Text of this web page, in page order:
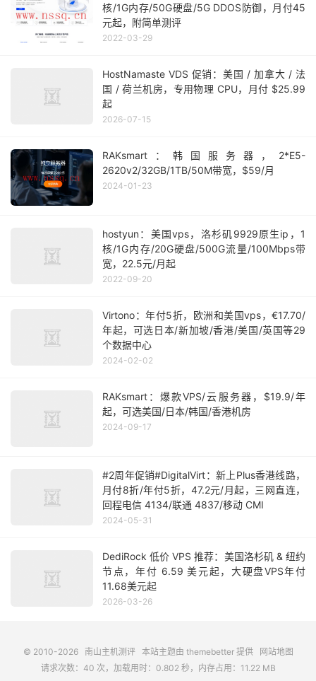
核/1G内存/50G硬盘/5G DDOS防御，月付45
元起，附简单测评
2022-03-29
HostNamaste VDS 促销：美国 / 加拿大 / 法
国 / 荷兰机房，专用物理 CPU，月付 $25.99
起
2026-07-15
RAKsmart：韩国服务器，2*E5-
2620v2/32GB/1TB/50M带宽，$59/月
2024-01-23
hostyun：美国vps，洛杉矶9929原生ip，1
核/1G内存/20G硬盘/500G流量/100Mbps带
宽，22.5元/月起
2022-09-20
Virtono：年付5折，欧洲和美国vps，€17.70/
年起，可选日本/新加坡/香港/美国/英国等29
个数据中心
2024-02-02
RAKsmart：爆款VPS/云服务器，$19.9/年
起，可选美国/日本/韩国/香港机房
2024-09-17
#2周年促销#DigitalVirt：新上Plus香港线路，
月付8折/年付5折，47.2元/月起，三网直连，
回程电信 4134/联通 4837/移动 CMI
2024-05-31
DediRock 低价 VPS 推荐：美国洛杉矶 & 纽约
节点，年付 6.59 美元起，大硬盘VPS年付
11.68美元起
2026-03-26
© 2010-2026 南山主机测评本站主题由 themebetter提供
网站地图
请求次数：40 次，加载用时：0.802 秒，内存占用：11.22 MB